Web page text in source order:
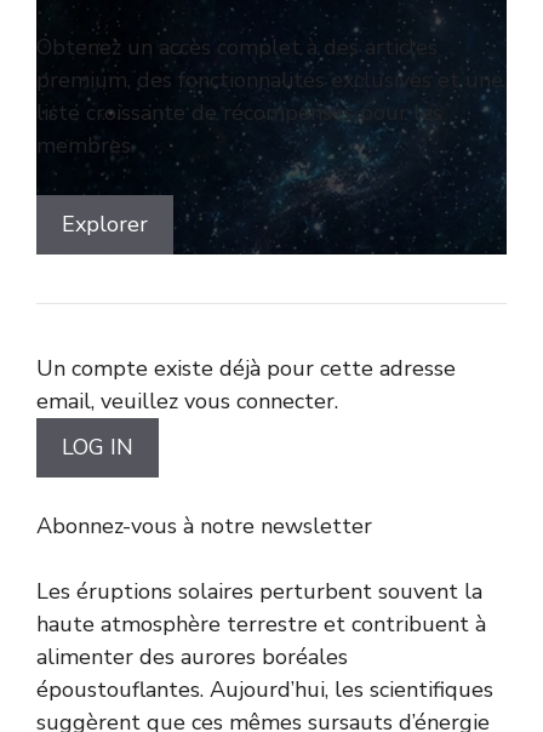
Obtenez un accès complet à des articles
premium, des fonctionnalités exclusives et une
liste croissante de récompenses pour les
membres.
Explorer
Un compte existe déjà pour cette adresse
email, veuillez vous connecter.
Abonnez-vous à notre newsletter
Les éruptions solaires perturbent souvent la
haute atmosphère terrestre et contribuent à
alimenter des aurores boréales
époustouflantes. Aujourd’hui, les scientifiques
suggèrent que ces mêmes sursauts d’énergie